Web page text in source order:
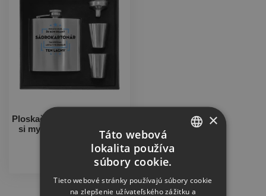
Ploskačka v krabičke Pokiaľ
si myslíš, že som drahý -
Zobrazit další
×
Táto webová
lokalita používa
súbory cookie.
Tieto webové stránky používajú súbory cookie
na zlepšenie užívateľského zážitku a